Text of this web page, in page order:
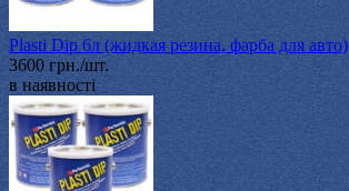
Plasti Dip 6л (жидкая резина, фарба для авто)
3600 грн./шт.
в наявності